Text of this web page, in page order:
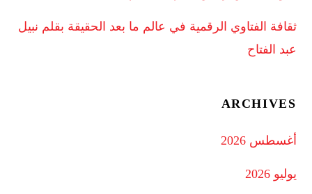
ثقافة الفتاوي الرقمية في عالم ما بعد الحقيقة بقلم نبيل
عبد الفتاح
ARCHIVES
أغسطس 2026
يوليو 2026